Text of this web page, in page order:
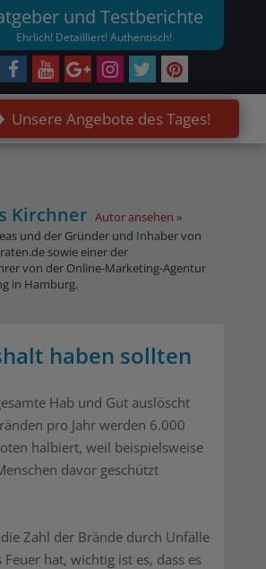
und Testberichte
Ehrlich! Detailliert! Authentisch!
Unsere Angebote des Tages!
Kirchner Autor ansehen
und der Gründer und Inhaber von
sowie einer der
von der Online-Marketing-Agentur
in Hamburg.
haben sollten
Hab und Gut auslöscht
pro Jahr werden 6.000
halbiert, weil beispielsweise
davor geschützt
Zahl der Brände durch Unfälle
hat, wichtig ist es, dass es